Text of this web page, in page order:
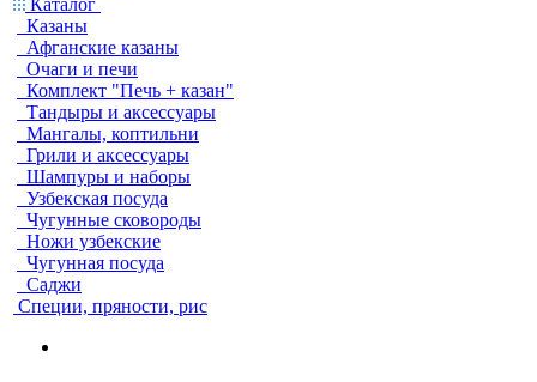
Каталог
Казаны
Афганские казаны
Очаги и печи
Комплект "Печь + казан"
Тандыры и аксессуары
Мангалы, коптильни
Грили и аксессуары
Шампуры и наборы
Узбекская посуда
Чугунные сковороды
Ножи узбекские
Чугунная посуда
Саджи
Специи, пряности, рис